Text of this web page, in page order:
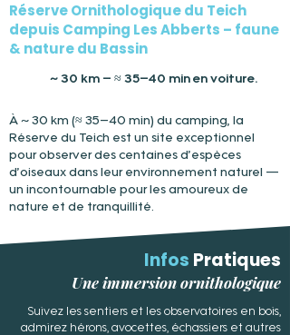
Réserve Ornithologique du Teich
depuis Camping Les Abberts – faune
& nature du Bassin
~ 30 km – ≈ 35–40 min en voiture.
À ~ 30 km (≈ 35–40 min) du camping, la
Réserve du Teich est un site exceptionnel
pour observer des centaines d’espèces
d’oiseaux dans leur environnement naturel —
un incontournable pour les amoureux de
nature et de tranquillité.
Infos Pratiques
Une immersion ornithologique
Suivez les sentiers et les observatoires en bois,
admirez hérons, avocettes, échassiers et autres